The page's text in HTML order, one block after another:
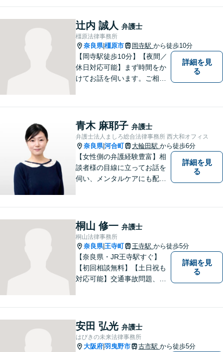
決策を提案し続けます。 よろ
しくお願いします。
辻内 誠人 弁護士
橿原法律事務所
奈良県|橿原市 岡寺駅 から徒歩10分
【岡寺駅徒歩10分】【夜間／
休日対応可能】まず時間をか
けてお話を伺います。ご相談
護士】地域密着型のアットホ
ームなリーガルサービスをご
提供させていただきます。
詳細を見
る
青木 麻耶子 弁護士
弁護士法人ましろ総合法律事務所 西大和オフィス
奈良県|河合町 大輪田駅 から徒歩6分
【女性側の弁護経験豊富】相
談者様の目線に立ってお話を
伺い、メンタルケアにも配慮
策をご提案【LINE利用可】
【平日夜間、土日祝日、応相
談】
詳細を見
る
桐山 修一 弁護士
桐山法律事務所
奈良県|王寺町 王寺駅 から徒歩5分
【奈良県・JR王寺駅すぐ】
【初回相談無料】【土日祝も
対応可能】交通事故問題、遺
提供しています。
詳細を見
る
安田 弘光 弁護士
はびきの未来法律事務所
大阪府 羽曳野市 古市駅 から徒歩5分